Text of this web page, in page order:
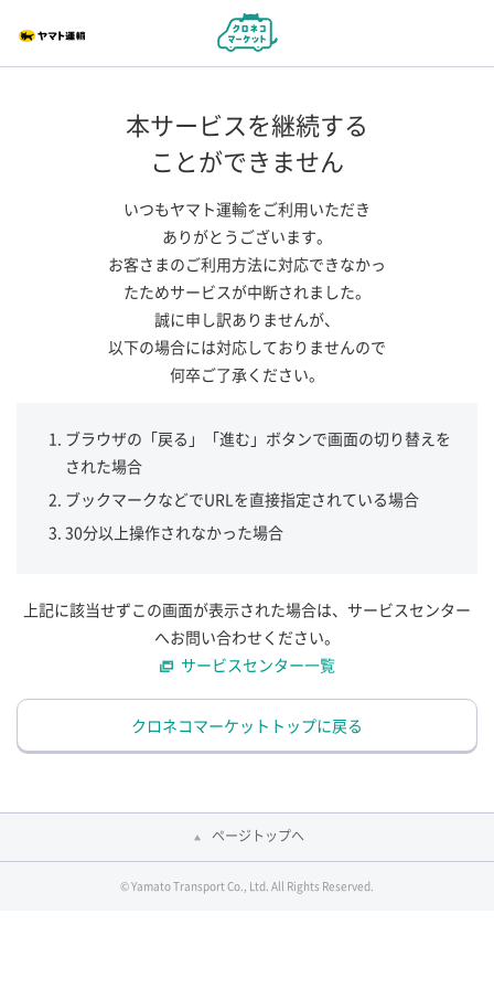
本サービスを継続する
ことができません
いつもヤマト運輸をご利用いただき
ありがとうございます。
お客さまのご利用方法に対応できなかっ
たためサービスが中断されました。
誠に申し訳ありませんが、
以下の場合には対応しておりませんので
何卒ご了承ください。
ブラウザの「戻る」「進む」ボタンで画面の切り替えを
された場合
ブックマークなどでURLを直接指定されている場合
30分以上操作されなかった場合
上記に該当せずこの画面が表示された場合は、サービスセンター
へお問い合わせください。
サービスセンター一覧
クロネコマーケットトップに戻る
ページトップへ
© Yamato Transport Co., Ltd. All Rights Reserved.